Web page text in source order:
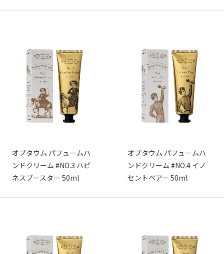
オプタウム パフュームハ
ンドクリーム #NO.3 ハピ
ネスブースター 50ml
オプタウム パフュームハ
ンドクリーム #NO.4 イノ
セントペアー 50ml